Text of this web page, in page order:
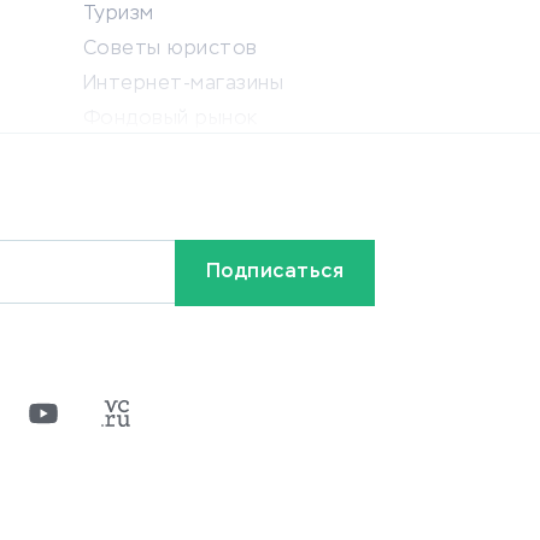
Туризм
Советы юристов
Интернет-магазины
Бонусы и акции